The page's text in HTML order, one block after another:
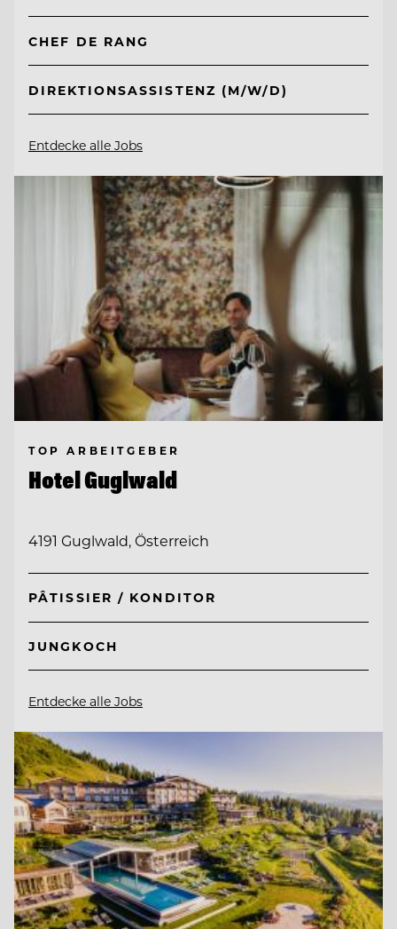
CHEF DE RANG
DIREKTIONSASSISTENZ (M/W/D)
Entdecke alle Jobs
TOP ARBEITGEBER
Hotel Guglwald
4191 Guglwald, Österreich
PÂTISSIER / KONDITOR
JUNGKOCH
Entdecke alle Jobs